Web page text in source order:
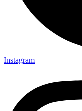
Instagram